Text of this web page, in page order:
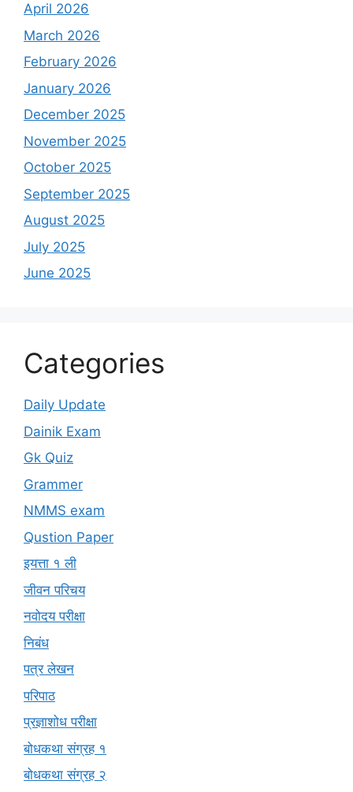
April 2026
March 2026
February 2026
January 2026
December 2025
November 2025
October 2025
September 2025
August 2025
July 2025
June 2025
Categories
Daily Update
Dainik Exam
Gk Quiz
Grammer
NMMS exam
Qustion Paper
इयत्ता १ ली
जीवन परिचय
नवोदय परीक्षा
निबंध
पत्र लेखन
परिपाठ
प्रज्ञाशोध परीक्षा
बोधकथा संग्रह १
बोधकथा संग्रह २